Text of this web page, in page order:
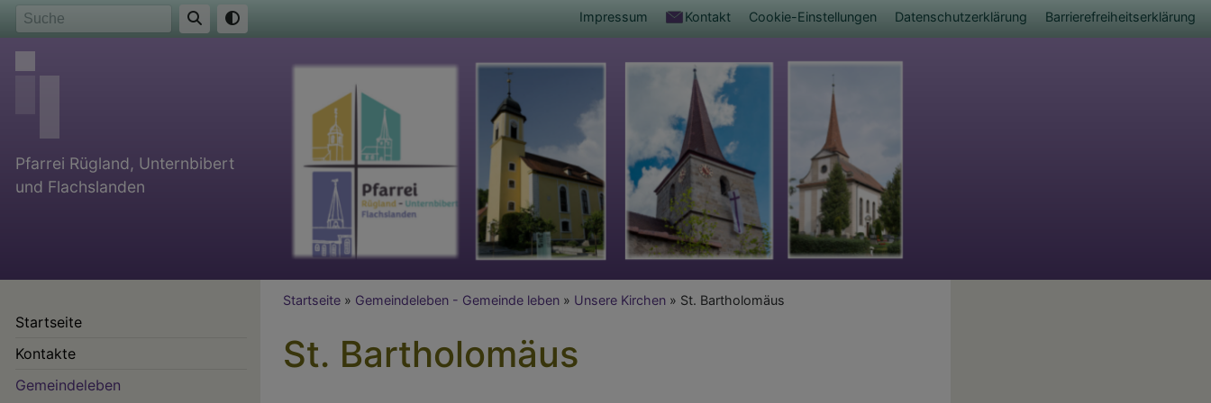
Direkt
zum
Inhalt
Fußbereichsmenü
Impressum Kontakt Cookie-Einstellungen Datenschutzerklärung Barrierefreiheitserklärung
Pfarrei Rügland, Unternbibert
und Flachslanden
Startseite
Kontakte
Gemeindeleben
Breadcrumb
Startseite Gemeindeleben - Gemeinde leben Unsere Kirchen St. Bartholomäus
St. Bartholomäus